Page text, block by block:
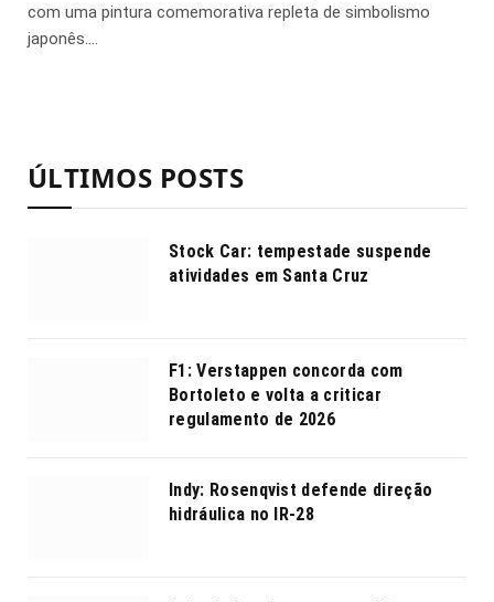
com uma pintura comemorativa repleta de simbolismo
japonês.…
ÚLTIMOS POSTS
Stock Car: tempestade suspende
atividades em Santa Cruz
F1: Verstappen concorda com
Bortoleto e volta a criticar
regulamento de 2026
Indy: Rosenqvist defende direção
hidráulica no IR-28